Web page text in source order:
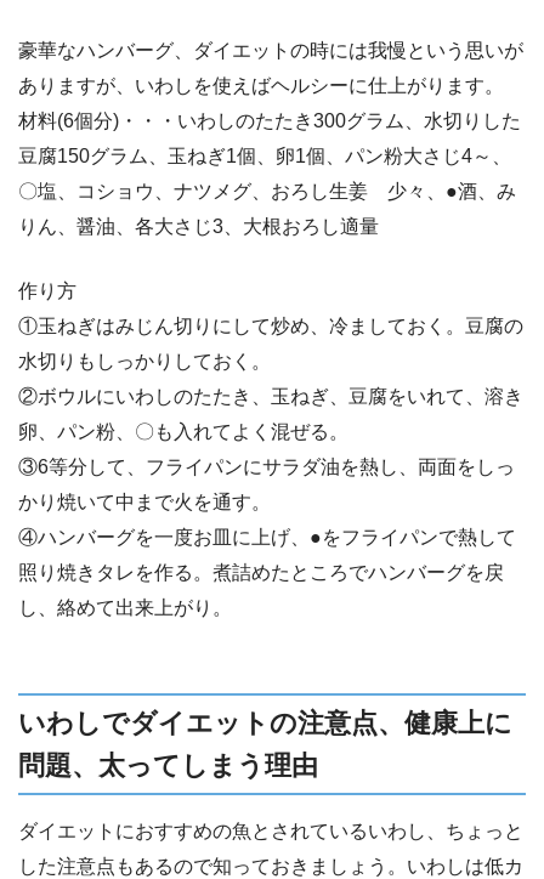
豪華なハンバーグ、ダイエットの時には我慢という思いが
ありますが、いわしを使えばヘルシーに仕上がります。
材料(6個分)・・・いわしのたたき300グラム、水切りした
豆腐150グラム、玉ねぎ1個、卵1個、パン粉大さじ4～、
〇塩、コショウ、ナツメグ、おろし生姜 少々、●酒、み
りん、醤油、各大さじ3、大根おろし適量
作り方
①玉ねぎはみじん切りにして炒め、冷ましておく。豆腐の
水切りもしっかりしておく。
②ボウルにいわしのたたき、玉ねぎ、豆腐をいれて、溶き
卵、パン粉、〇も入れてよく混ぜる。
③6等分して、フライパンにサラダ油を熱し、両面をしっ
かり焼いて中まで火を通す。
④ハンバーグを一度お皿に上げ、●をフライパンで熱して
照り焼きタレを作る。煮詰めたところでハンバーグを戻
し、絡めて出来上がり。
いわしでダイエットの注意点、健康上に
問題、太ってしまう理由
ダイエットにおすすめの魚とされているいわし、ちょっと
した注意点もあるので知っておきましょう。いわしは低カ